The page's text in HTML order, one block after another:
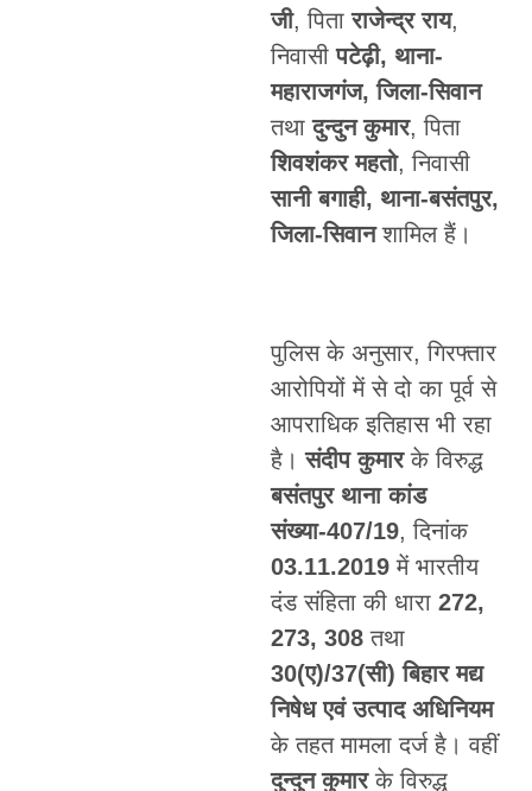
जी, पिताराजेन्द्र राय,
निवासीपटेढ़ी, थाना-
महाराजगंज, जिला-सिवान
तथादुन्दुन कुमार, पिता
शिवशंकर महतो, निवासी
सानी बगाही, थाना-बसंतपुर,
जिला-सिवानशामिल हैं।
पुलिस के अनुसार, गिरफ्तार
आरोपियों में से दो का पूर्व से
आपराधिक इतिहास भी रहा
है।संदीप कुमारके विरुद्ध
बसंतपुर थाना कांड
संख्या-407/19, दिनांक
03.11.2019में भारतीय
दंड संहिता की धारा 272,
273, 308तथा
30(ए)/37(सी) बिहार मद्य
निषेध एवं उत्पाद अधिनियम
के तहत मामला दर्ज है। वहीं
दुन्दुन कुमारके विरुद्ध